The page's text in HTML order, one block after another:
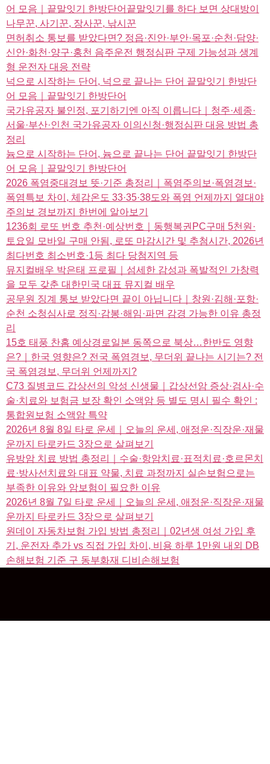
어 모음｜끝말잇기 한방단어끝말잇기를 하다 보면 상대방이
나무꾼, 사기꾼, 장사꾼, 낚시꾼
면허취소 통보를 받았다면? 정읍·진안·부안·목포·순천·담양·
신안·화천·양구·홍천 음주운전 행정심판 구제 가능성과 생계
형 운전자 대응 전략
넉으로 시작하는 단어, 넉으로 끝나는 단어 끝말잇기 한방단
어 모음｜끝말잇기 한방단어
국가유공자 불인정, 포기하기엔 아직 이릅니다｜청주·세종·
서울·부산·인천 국가유공자 이의신청·행정심판 대응 방법 총
정리
늄으로 시작하는 단어, 늄으로 끝나는 단어 끝말잇기 한방단
어 모음｜끝말잇기 한방단어
2026 폭염중대경보 뜻·기준 총정리｜폭염주의보·폭염경보·
폭염특보 차이, 체감온도 33·35·38도와 폭염 언제까지 열대야
주의보 경보까지 한번에 알아보기
1236회 로또 번호 추천·예상번호｜동행복권PC구매 5천원·
토요일 모바일 구매 안됨, 로또 마감시간 및 추첨시간, 2026년
최다번호 최소번호·1등 최다 당첨지역 등
뮤지컬배우 박은태 프로필｜섬세한 감성과 폭발적인 가창력
을 모두 갖춘 대한민국 대표 뮤지컬 배우
공무원 징계 통보 받았다면 끝이 아닙니다｜창원·김해·포항·
순천 소청심사로 정직·감봉·해임·파면 감경 가능한 이유 총정
리
15호 태풍 찬홈 예상경로일본 동쪽으로 북상…한반도 영향
은?｜한국 영향은? 전국 폭염경보, 무더위 끝나는 시기는? 전
국 폭염경보, 무더위 언제까지?
C73 질병코드 갑상선의 악성 신생물｜갑상선암 증상·검사·수
술·치료와 보험금 보장 확인 소액암 등 별도 명시 필수 확인 :
통합원보험 소액암 특약
2026년 8월 8일 타로 운세｜오늘의 운세, 애정운·직장운·재물
운까지 타로카드 3장으로 살펴보기
유방암 치료 방법 총정리｜수술·항암치료·표적치료·호르몬치
료·방사선치료와 대표 약물, 치료 과정까지 실손보험으로는
부족한 이유와 암보험이 필요한 이유
2026년 8월 7일 타로 운세｜오늘의 운세, 애정운·직장운·재물
운까지 타로카드 3장으로 살펴보기
원데이 자동차보험 가입 방법 총정리｜02년생 여성 가입 후
기, 운전자 추가 vs 직접 가입 차이, 비용 하루 1만원 내외 DB
손해보험 기준 구 동부화재 디비손해보험